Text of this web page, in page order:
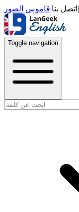
| اتصل بنا|قاموس الصور
Toggle navigation